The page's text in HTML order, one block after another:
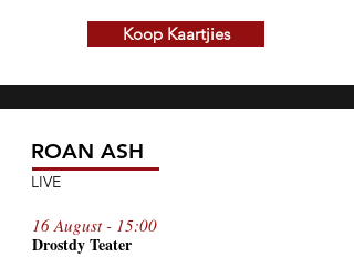
Koop Kaartjies
ROAN ASH
LIVE
16 August - 15:00
Drostdy Teater